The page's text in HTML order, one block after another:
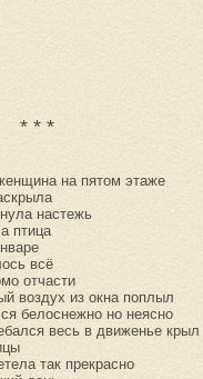
* * *
на пятом этаже
настежь
птица
всё
отчасти
воздух из окна поплыл
белоснежно но неясно
весь в движенье крыл
так прекрасно